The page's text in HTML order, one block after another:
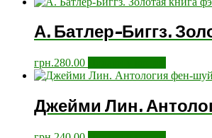
А. Батлер-Биггз.
грн.280.00
Джейми Лин.